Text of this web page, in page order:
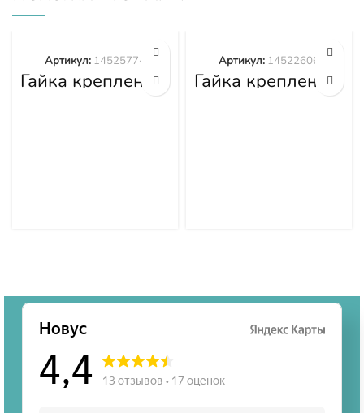
Гайка крепления
башмака
Артикул: 14525774
Гайка крепления
башмака
Артикул: 14522606